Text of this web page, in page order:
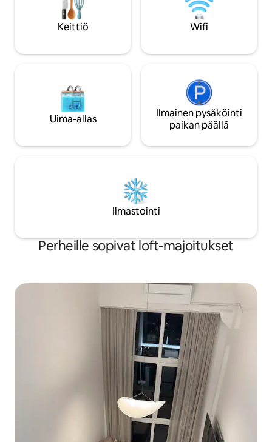
Keittiö Wifi
Uima-allas
Ilmainen pysäköinti
paikan päällä
Ilmastointi
Perheille sopivat loft-majoitukset